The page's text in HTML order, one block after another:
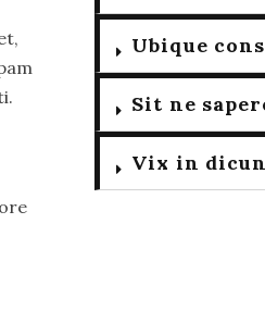
Ubique
Sit ne
Vix in